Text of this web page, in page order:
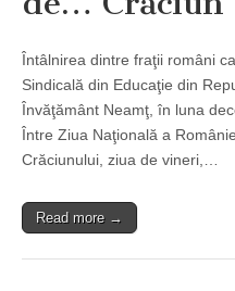
Întâlnirea dintre fraţii români
Sindicală din Educaţie din
Învăţământ Neamţ, în luna
Între Ziua Naţională a
Crăciunului, ziua de vineri,…
Read more →